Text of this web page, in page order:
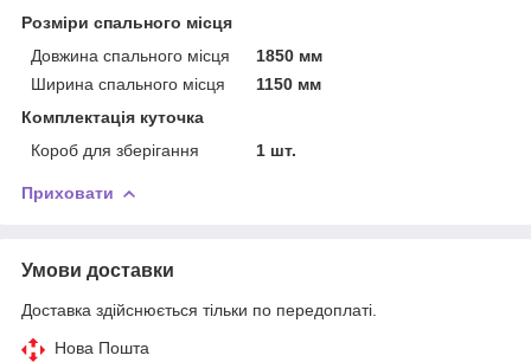
Розміри спального місця
Довжина спального місця
1850 мм
Ширина спального місця
1150 мм
Комплектація куточка
Короб для зберігання
1 шт.
Приховати
Умови доставки
Доставка здійснюється тільки по передоплаті.
Нова Пошта